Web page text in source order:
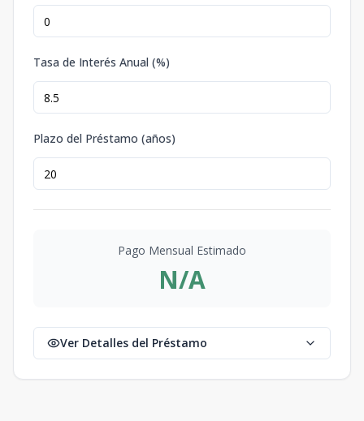
Tasa de Interés Anual (%)
Plazo del Préstamo (años)
Pago Mensual Estimado
N/A
Ver Detalles del Préstamo